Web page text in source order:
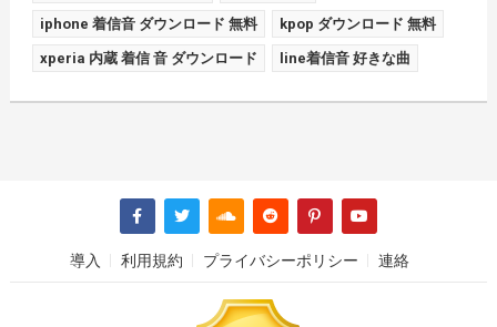
iphone 着信音 ダウンロード 無料 kpop ダウンロード 無料
xperia 内蔵 着信 音 ダウンロード line着信音 好きな曲
導入 利用規約 プライバシーポリシー 連絡